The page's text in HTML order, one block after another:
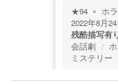
★94 ホ
2022年8月
残酷描写有
会話劇
ミステリー